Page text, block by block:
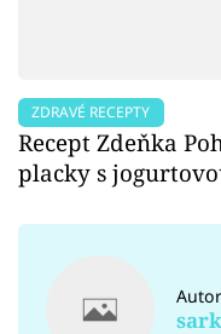
ZDRAVÉ RECEPTY
Recept Zdeňka
placky s